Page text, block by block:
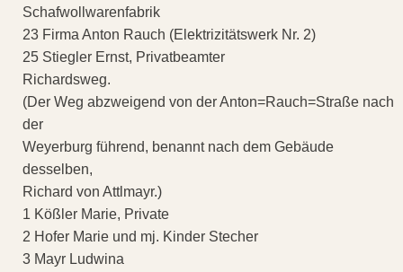
Schafwollwarenfabrik
23 Firma Anton Rauch (Elektrizitätswerk Nr. 2)
25 Stiegler Ernst, Privatbeamter
Richardsweg.
(Der Weg abzweigend von der Anton=Rauch=Straße nach
der
Weyerburg führend, benannt nach dem Gebäude
desselben,
Richard von Attlmayr.)
1 Kößler Marie, Private
2 Hofer Marie und mj. Kinder Stecher
3 Mayr Ludwina